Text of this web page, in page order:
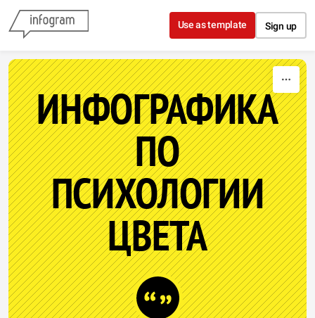
Skip to content
Use as template Sign up
ИНФОГРАФИКА
ПО
ПСИХОЛОГИИ
ЦВЕТА